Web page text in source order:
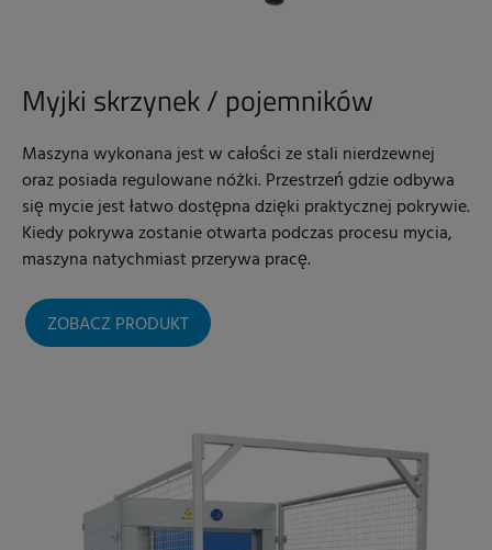
Myjki skrzynek / pojemników
Maszyna wykonana jest w całości ze stali nierdzewnej
oraz posiada regulowane nóżki. Przestrzeń gdzie odbywa
się mycie jest łatwo dostępna dzięki praktycznej pokrywie.
Kiedy pokrywa zostanie otwarta podczas procesu mycia,
maszyna natychmiast przerywa pracę.
ZOBACZ PRODUKT